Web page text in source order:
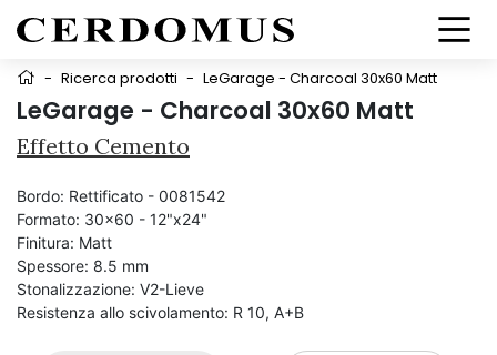
- Ricerca prodotti - LeGarage - Charcoal 30x60 Matt
LeGarage - Charcoal 30x60 Matt
Effetto Cemento
Bordo: Rettificato - 0081542
Formato: 30x60 - 12"x24"
Finitura: Matt
Spessore: 8.5 mm
Stonalizzazione: V2-Lieve
Resistenza allo scivolamento: R 10, A+B